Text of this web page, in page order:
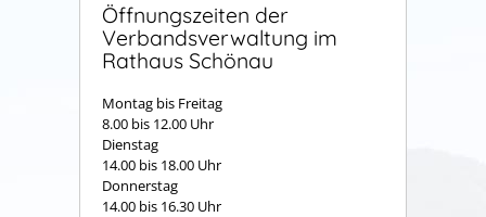
Öffnungszeiten der
Verbandsverwaltung im
Rathaus Schönau
Montag bis Freitag
8.00 bis 12.00 Uhr
Dienstag
14.00 bis 18.00 Uhr
Donnerstag
14.00 bis 16.30 Uhr